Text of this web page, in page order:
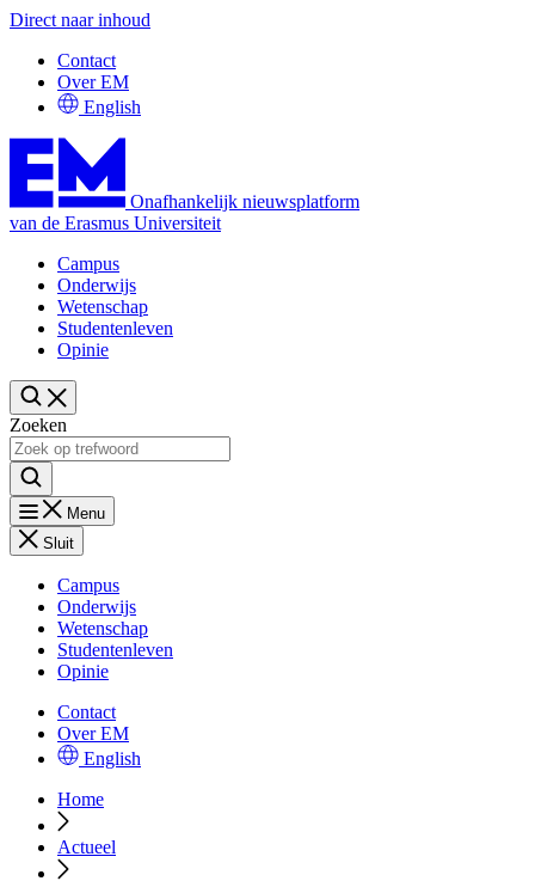
Direct naar inhoud
Contact
Over EM
English
Onafhankelijk nieuwsplatform
van de Erasmus Universiteit
Campus
Onderwijs
Wetenschap
Studentenleven
Opinie
Zoeken
Menu
Sluit
Campus
Onderwijs
Wetenschap
Studentenleven
Opinie
Contact
Over EM
English
Home
Actueel